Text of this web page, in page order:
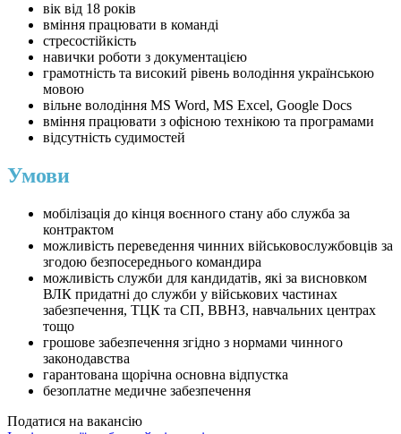
вік від 18 років
вміння працювати в команді
стресостійкість
навички роботи з документацією
грамотність та високий рівень володіння українською
мовою
вільне володіння MS Word, MS Excel, Google Docs
вміння працювати з офісною технікою та програмами
відсутність судимостей
Умови
мобілізація до кінця воєнного стану або служба за
контрактом
можливість переведення чинних військовослужбовців за
згодою безпосереднього командира
можливість служби для кандидатів, які за висновком
ВЛК придатні до служби у військових частинах
забезпечення, ТЦК та СП, ВВНЗ, навчальних центрах
тощо
грошове забезпечення згідно з нормами чинного
законодавства
гарантована щорічна основна відпустка
безоплатне медичне забезпечення
Податися на вакансію